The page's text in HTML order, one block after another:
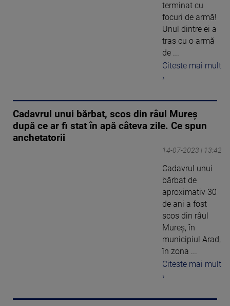
terminat cu
focuri de armă!
Unul dintre ei a
tras cu o armă
de ...
Citeste mai mult
›
Cadavrul unui bărbat, scos din râul Mureș
după ce ar fi stat în apă câteva zile. Ce spun
anchetatorii
14-07-2023 | 13:42
Cadavrul unui
bărbat de
aproximativ 30
de ani a fost
scos din râul
Mureş, în
municipiul Arad,
în zona ...
Citeste mai mult
›